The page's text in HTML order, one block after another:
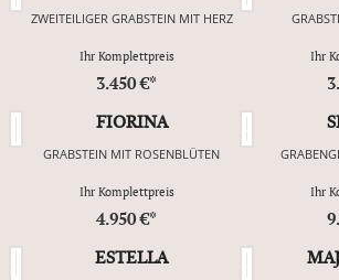
ZWEITEILIGER GRABSTEIN MIT HERZ
Ihr Komplettpreis
3.450 €*
Ihr
FIORINA
GRABSTEIN MIT ROSENBLÜTEN
Ihr Komplettpreis
4.950 €*
Ihr
ESTELLA